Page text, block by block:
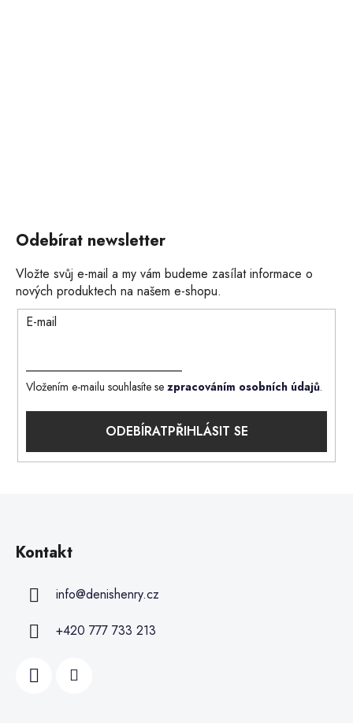
Odebírat newsletter
Vložte svůj e-mail a my vám budeme zasílat informace o
nových produktech na našem e-shopu.
E-mail
Vložením e-mailu souhlasíte se zpracováním osobních údajů.
PŘIHLÁSIT SE
Kontakt
info@denishenry.cz
+420 777 733 213